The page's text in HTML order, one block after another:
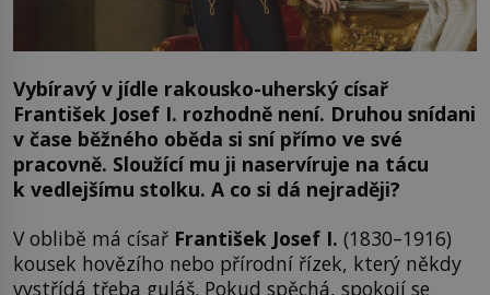
Vybíravý v jídle rakousko-uherský císař
František Josef I. rozhodně není. Druhou snídani
v čase běžného oběda si sní přímo ve své
pracovně. Sloužící mu ji naservíruje na tácu
k vedlejšímu stolku. A co si dá nejraději?
V oblibě má císař František Josef I. (1830–1916)
kousek hovězího nebo přírodní řízek, který někdy
vystřídá třeba guláš. Pokud spěchá, spokojí se